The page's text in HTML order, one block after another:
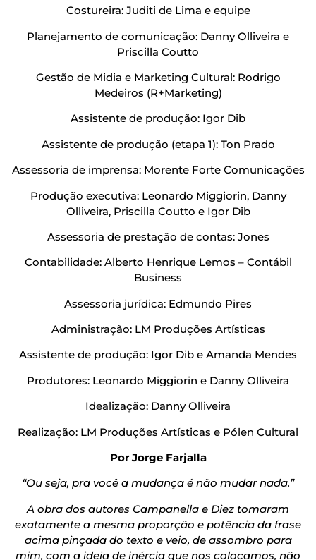
Costureira: Juditi de Lima e equipe
Planejamento de comunicação: Danny Olliveira e
Priscilla Coutto
Gestão de Midia e Marketing Cultural: Rodrigo
Medeiros (R+Marketing)
Assistente de produção: Igor Dib
Assistente de produção (etapa 1): Ton Prado
Assessoria de imprensa: Morente Forte Comunicações
Produção executiva: Leonardo Miggiorin, Danny
Olliveira, Priscilla Coutto e Igor Dib
Assessoria de prestação de contas: Jones
Contabilidade: Alberto Henrique Lemos – Contábil
Business
Assessoria jurídica: Edmundo Pires
Administração: LM Produções Artísticas
Assistente de produção: Igor Dib e Amanda Mendes
Produtores: Leonardo Miggiorin e Danny Olliveira
Idealização: Danny Olliveira
Realização: LM Produções Artísticas e Pólen Cultural
Por Jorge Farjalla
“Ou seja, pra você a mudança é não mudar nada.”
A obra dos autores Campanella e Diez tomaram
exatamente a mesma proporção e potência da frase
acima pinçada do texto e veio, de assombro para
mim, com a ideia de inércia que nos colocamos, não